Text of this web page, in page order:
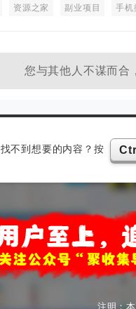
资源之家 副业项目 手机
您与其他人不谋而合
找不到想要的内容？按 Ctrl
注明：